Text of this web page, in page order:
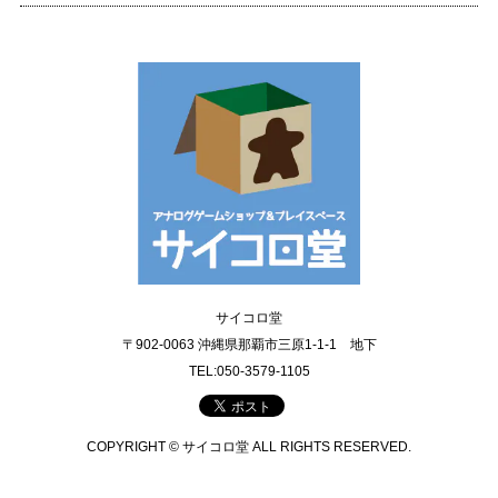
サイコロ堂
〒902-0063 沖縄県那覇市三原1-1-1 地下
TEL:050-3579-1105
COPYRIGHT © サイコロ堂 ALL RIGHTS RESERVED.